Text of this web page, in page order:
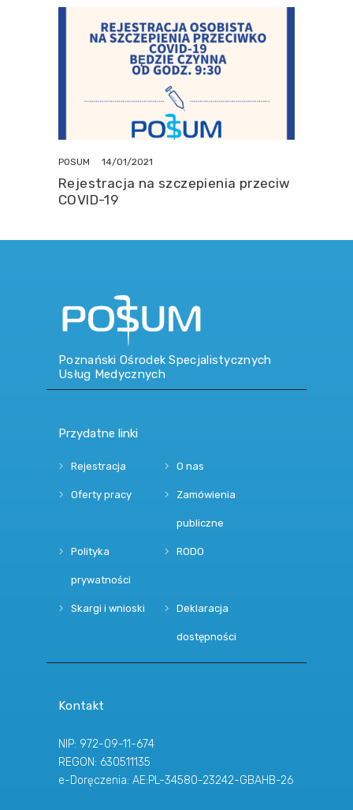
POSUM 14/01/2021
Rejestracja na szczepienia przeciw
COVID-19
Poznański Ośrodek Specjalistycznych
Usług Medycznych
Przydatne linki
Rejestracja O nas
Oferty pracy Zamówienia
publiczne
Polityka
prywatności
RODO
Skargi i wnioski Deklaracja
dostępności
Kontakt
NIP: 972-09-11-674
REGON: 630511135
e-Doręczenia: AE:PL-34580-23242-GBAHB-26